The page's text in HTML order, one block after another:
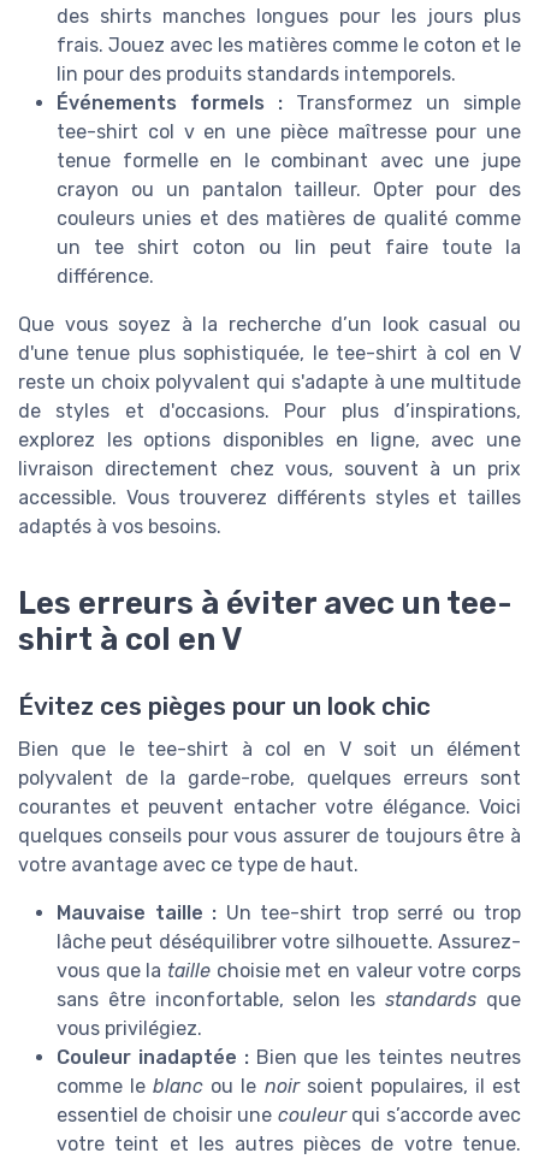
des shirts manches longues pour les jours plus
frais. Jouez avec les matières comme le coton et le
lin pour des produits standards intemporels.
Événements formels : Transformez un simple
tee-shirt col v en une pièce maîtresse pour une
tenue formelle en le combinant avec une jupe
crayon ou un pantalon tailleur. Opter pour des
couleurs unies et des matières de qualité comme
un tee shirt coton ou lin peut faire toute la
différence.
Que vous soyez à la recherche d’un look casual ou
d'une tenue plus sophistiquée, le tee-shirt à col en V
reste un choix polyvalent qui s'adapte à une multitude
de styles et d'occasions. Pour plus d’inspirations,
explorez les options disponibles en ligne, avec une
livraison directement chez vous, souvent à un prix
accessible. Vous trouverez différents styles et tailles
adaptés à vos besoins.
Les erreurs à éviter avec un tee-
shirt à col en V
Évitez ces pièges pour un look chic
Bien que le tee-shirt à col en V soit un élément
polyvalent de la garde-robe, quelques erreurs sont
courantes et peuvent entacher votre élégance. Voici
quelques conseils pour vous assurer de toujours être à
votre avantage avec ce type de haut.
Mauvaise taille : Un tee-shirt trop serré ou trop
lâche peut déséquilibrer votre silhouette. Assurez-
vous que la taille choisie met en valeur votre corps
sans être inconfortable, selon lesstandards que
vous privilégiez.
Couleur inadaptée :Bien que les teintes neutres
comme leblanc ou le noirsoient populaires, il est
essentiel de choisir une couleurqui s’accorde avec
votre teint et les autres pièces de votre tenue.